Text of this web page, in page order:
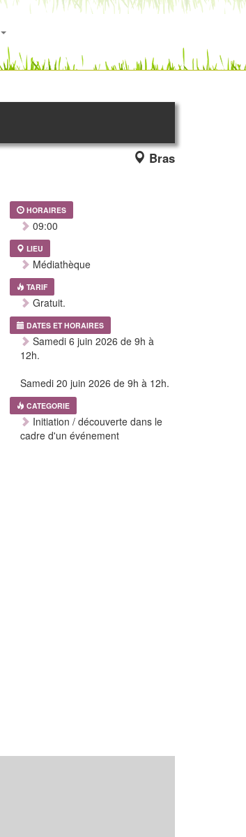
Bras
HORAIRES
09:00
LIEU
Médiathèque
TARIF
Gratuit.
DATES ET HORAIRES
Samedi 6 juin 2026 de 9h à
12h.
Samedi 20 juin 2026 de 9h à 12h.
CATEGORIE
Initiation / découverte dans le
cadre d'un événement